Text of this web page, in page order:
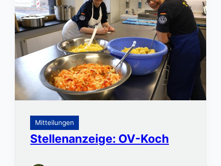
Mitteilungen
Stellenanzeige: OV-Koch